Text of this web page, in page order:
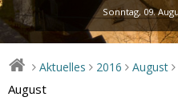
Sonntag, 09.
> Aktuelles > 2016 > August >
August